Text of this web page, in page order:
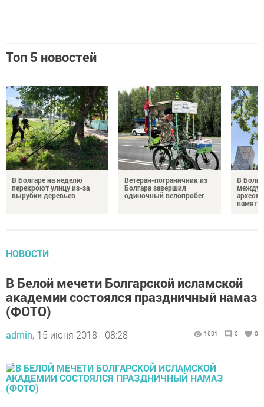
Топ 5 новостей
В Болгаре на неделю
перекроют улицу из-за
вырубки деревьев
Ветеран-пограничник из
Болгара завершил
одиночный велопробег
В
памяти
НОВОСТИ
В Белой мечети Болгарской исламской
академии состоялся праздничный намаз
(ФОТО)
admin, 15 июня 2018 - 08:28 1601 0 0